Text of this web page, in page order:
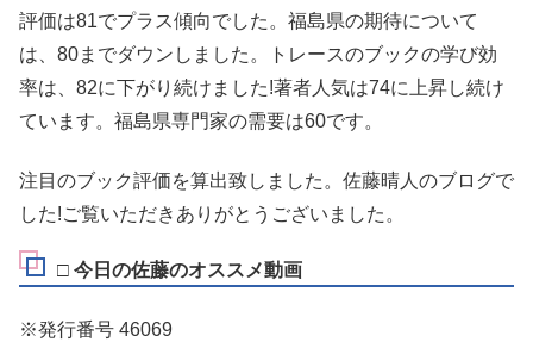
評価は81でプラス傾向でした。福島県の期待について
は、80までダウンしました。トレースのブックの学び効
率は、82に下がり続けました!著者人気は74に上昇し続け
ています。福島県専門家の需要は60です。
注目のブック評価を算出致しました。佐藤晴人のブログで
した!ご覧いただきありがとうございました。
□ 今日の佐藤のオススメ動画
※発行番号 46069